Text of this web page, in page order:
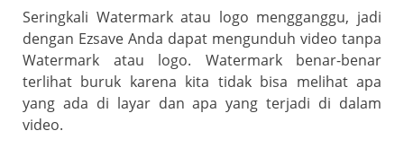
Seringkali Watermark atau logo mengganggu, jadi
dengan Ezsave Anda dapat mengunduh video tanpa
Watermark atau logo. Watermark benar-benar
terlihat buruk karena kita tidak bisa melihat apa
yang ada di layar dan apa yang terjadi di dalam
video.